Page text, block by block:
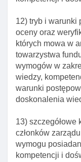
12) tryb i warunki
oceny oraz
których mowa w
towarzystwa
wymogów w
wiedzy,
warunki
doskonalenia
13) szczegółowe
członków
wymogu
kompetencji i
Art. 42. ZarząD
inwestycyjnych
Art. 42a.
Art. 42b. Tryb
Art. 43.
składzie
członka rady
Art. 45.
funduszy